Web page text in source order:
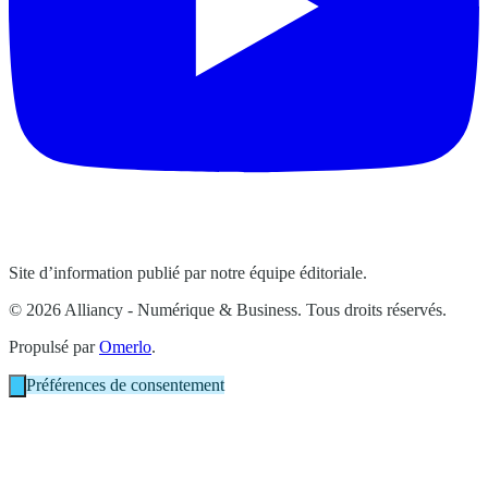
Site d’information publié par notre équipe éditoriale.
© 2026 Alliancy - Numérique & Business. Tous droits réservés.
Propulsé parOmerlo.
Préférences de consentement